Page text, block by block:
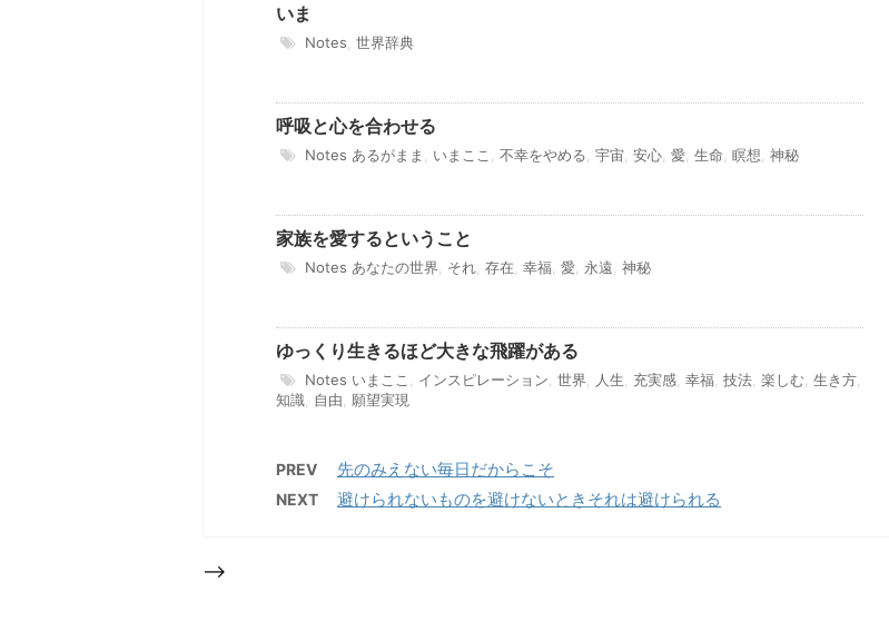
いま
Notes 世界辞典
呼吸と心を合わせる
Notes あるがまま いまここ 不幸をやめる 宇宙 安心 愛 生命 瞑想 神秘
家族を愛するということ
Notes あなたの世界 それ 存在 幸福 愛 永遠 神秘
ゆっくり生きるほど大きな飛躍がある
Notes いまここ インスピレーション 世界 人生 充実感 幸福 技法 楽しむ 生き方
知識
自由 願望実現
PREV 先のみえない毎日だからこそ
NEXT 避けられないものを避けないときそれは避けられる
-->